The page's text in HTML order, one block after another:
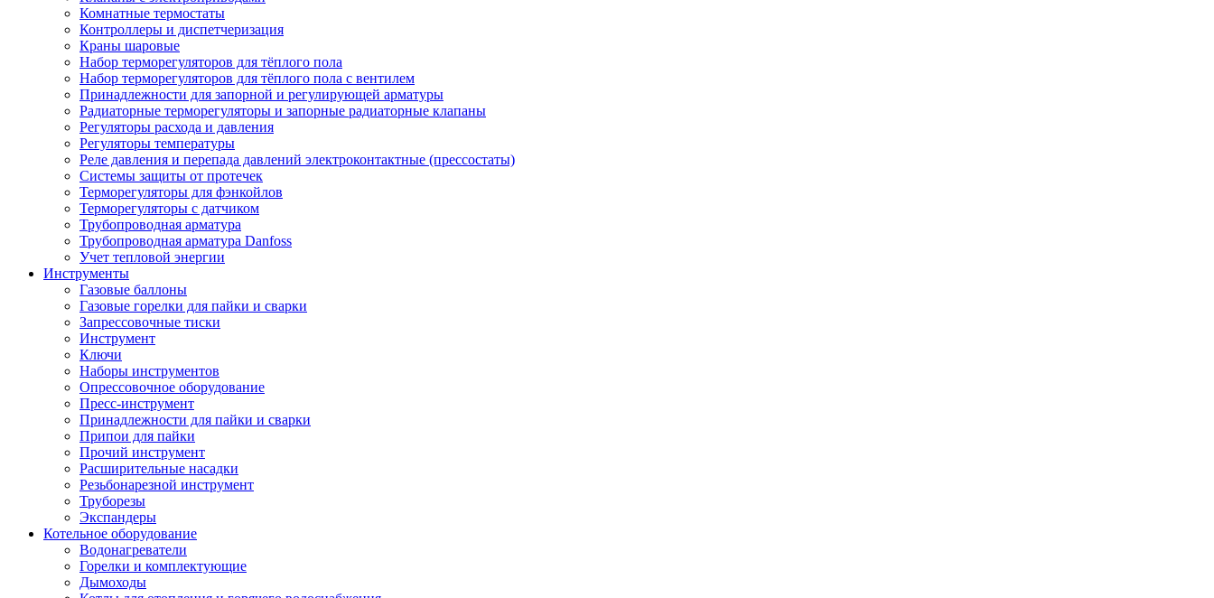
Комнатные термостаты
Контроллеры и диспетчеризация
Краны шаровые
Набор терморегуляторов для тёплого пола
Набор терморегуляторов для тёплого пола с вентилем
Принадлежности для запорной и регулирующей арматуры
Радиаторные терморегуляторы и запорные радиаторные клапаны
Регуляторы расхода и давления
Регуляторы температуры
Реле давления и перепада давлений электроконтактные (прессостаты)
Системы защиты от протечек
Терморегуляторы для фэнкойлов
Терморегуляторы с датчиком
Трубопроводная арматура
Трубопроводная арматура Danfoss
Учет тепловой энергии
Инструменты
Газовые баллоны
Газовые горелки для пайки и сварки
Запрессовочные тиски
Инструмент
Ключи
Наборы инструментов
Опрессовочное оборудование
Пресс-инструмент
Принадлежности для пайки и сварки
Припои для пайки
Прочий инструмент
Расширительные насадки
Резьбонарезной инструмент
Труборезы
Экспандеры
Котельное оборудование
Водонагреватели
Горелки и комплектующие
Дымоходы